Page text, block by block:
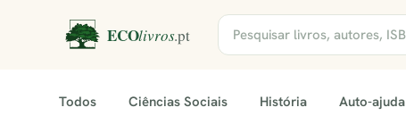
Todos Ciências Sociais História Auto-ajuda